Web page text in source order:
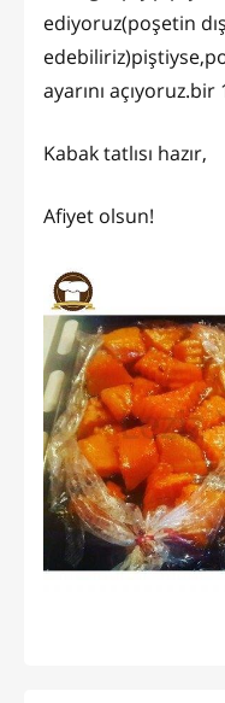
ediyoruz(poşetin
ayarını
Kabak tatlısı hazır,
Afiyet olsun!